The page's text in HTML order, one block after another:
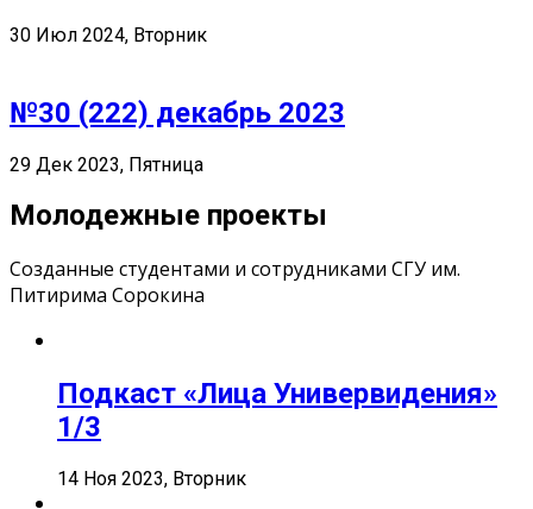
30 Июл 2024, Вторник
№30 (222) декабрь 2023
29 Дек 2023, Пятница
Молодежные проекты
Созданные студентами и сотрудниками СГУ им.
Питирима Сорокина
Подкаст «Лица Универвидения»
1/3
14 Ноя 2023, Вторник